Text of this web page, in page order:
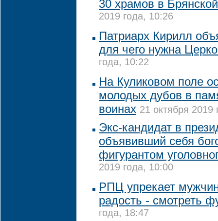
30 храмов в
2019 года, 10:26
Патриарх Кирилл
для чего нужна
года, 10:22
На Куликовом поле
молодых дубов в
воинах 21 октября 2019
Экс-кандидат в
объявивший себя
фигурантом
2019 года, 10:00
РПЦ упрекает
радость - смотреть
года, 18:47